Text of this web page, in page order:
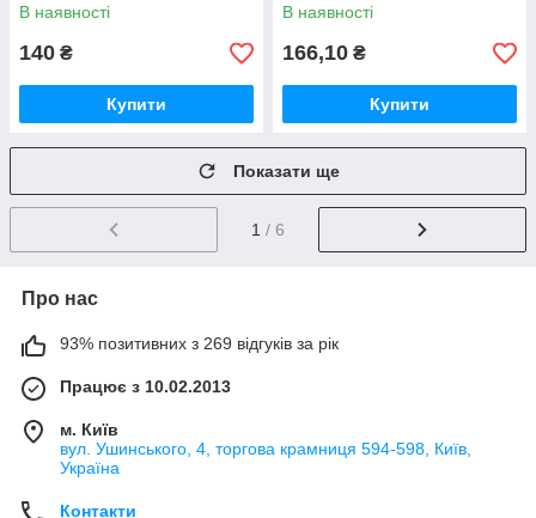
В наявності
140 ₴
Купити
В наявності
166,10 ₴
Купити
Показати ще
1 / 6
Про нас
93% позитивних з 269 відгуків за рік
Працює з 10.02.2013
м. Київ
вул. Ушинського, 4, торгова крамниця 594-598, Київ,
Україна
Контакти